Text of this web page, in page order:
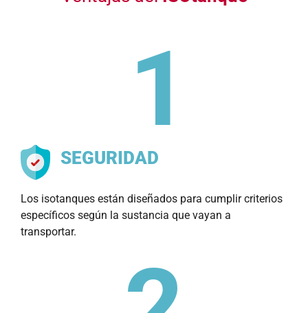
SEGURIDAD
Los isotanques están diseñados para cumplir criterios
específicos según la sustancia que vayan a
transportar.